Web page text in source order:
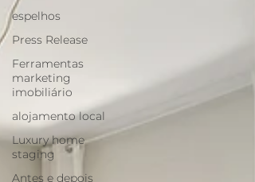
espelhos
Press Release
Ferramentas
marketing
imobiliário
alojamento local
Luxury home
staging
Antes e depois